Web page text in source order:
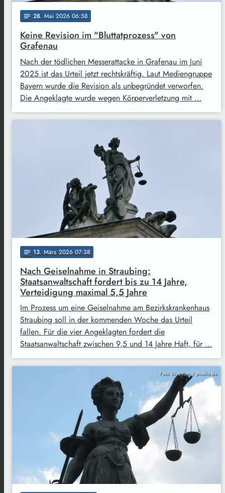
notes 28. Mai 2026 06:58
Keine Revision im "Bluttatprozess" von
Grafenau
Nach der tödlichen Messerattacke in Grafenau im Juni
2025 ist das Urteil jetzt rechtskräftig. Laut Mediengruppe
Bayern wurde die Revision als unbegründet verworfen.
Die Angeklagte wurde wegen Körperverletzung mit …
notes 13. März 2026 07:38
Nach Geiselnahme in Straubing:
Staatsanwaltschaft fordert bis zu 14 Jahre,
Verteidigung maximal 5,5 Jahre
Im Prozess um eine Geiselnahme am Bezirkskrankenhaus
Straubing soll in der kommenden Woche das Urteil
fallen. Für die vier Angeklagten fordert die
Staatsanwaltschaft zwischen 9,5 und 14 Jahre Haft, für …
Foto: lillysmum / pixelio.de